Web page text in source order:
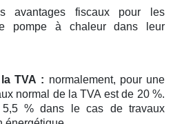
avantages fiscaux pour les
pompe à chaleur dans leur
TVA : normalement, pour une
normal de la TVA est de 20 %.
% dans le cas de travaux